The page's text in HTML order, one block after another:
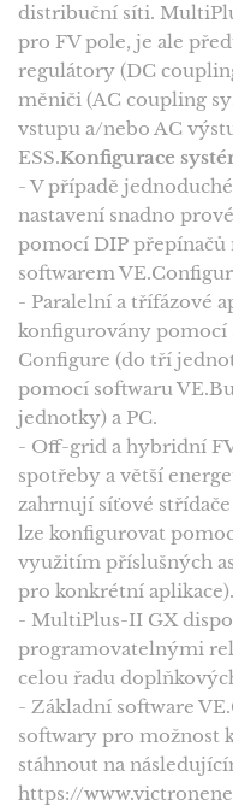
distribuční síti.
pro FV pole, je ale
regulátory (DC
měniči (AC coupling
vstupu a/nebo AC
ESS.Konfigurace
- V případě
nastavení snadno
pomocí DIP
softwarem
- Paralelní a třífázové
konfigurovány pomocí
Configure (do tří
pomocí softwaru
jednotky) a PC.
- Off-grid a hybridní
spotřeby a větší
zahrnují síťové
lze konfigurovat
využitím příslušných
pro konkrétní aplikace).
- MultiPlus-II GX
programovatelnými
celou řadu
- Základní software
softwary pro možnost
stáhnout na
https://